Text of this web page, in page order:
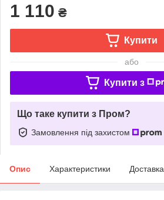
1 110 ₴
Купити
або
Купити з
Що таке купити з Пром?
Замовлення під захистом
Опис Характеристики Доставка